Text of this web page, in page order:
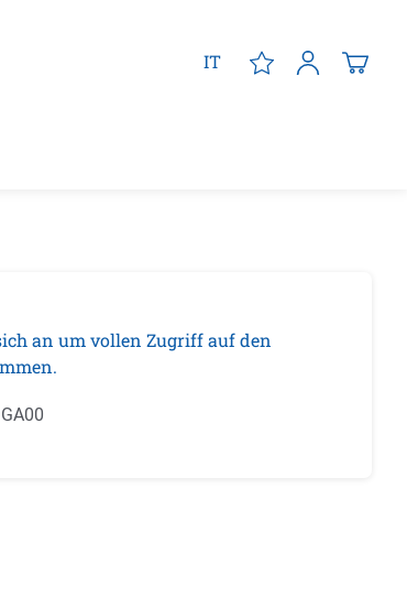
IT
an um vollen Zugriff auf den